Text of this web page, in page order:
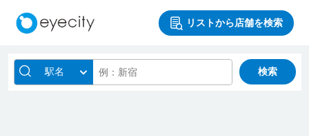
リストから店舗を検索
駅名 検索